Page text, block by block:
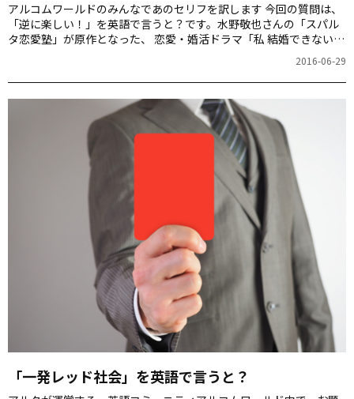
アルコムワールドのみんなであのセリフを訳します 今回の質問は、
「逆に楽しい！」を英語で言うと？です。水野敬也さんの「スパル
タ恋愛塾」が原作となった、 恋愛・婚活ドラマ「私 結婚できないん
じゃなくて、しないんです」から。 長い人生、色んなことが起こ
る。体を壊したり、収入を失ったり……。そんなとき、「逆に楽し
い！」と思える女性を、男性は生涯のパートナーとして求めてい
る、という「婚活を成功させる理論」を紹介するドラマです。デー
ト中に、期待ハズレなことが起こったとしても、プラス思考で「逆
に楽しい！」と言ってみましょう。 alcom.alc.co.jp 皆さんなら英語
でどう表現しますか。 いろいろな案を…
2016-06-29
「一発レッド社会」を英語で言うと？